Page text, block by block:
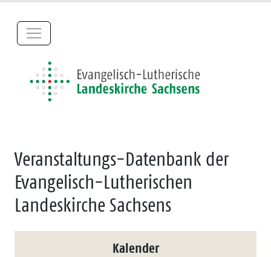
Veranstaltungs-Datenbank der
Evangelisch-Lutherischen
Landeskirche Sachsens
Kalender